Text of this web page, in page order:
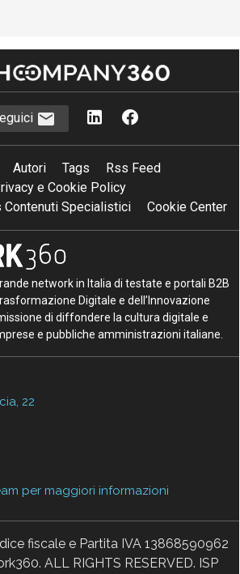
Autori Tags
Rss Feed
e Cookie Policy
Contenuti Specialistici
Cookie Center
network in Italia di testate e portali B2B
Digitale e dell’Innovazione
di diffondere la cultura digitale e
e pubbliche amministrazioni italiane.
22
per maggiori informazioni
fiscale e Partita IVA 13868590962
ALL RIGHTS RESERVED. ISP